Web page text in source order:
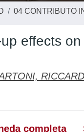
04 CONTRIBUTO
effects
completa